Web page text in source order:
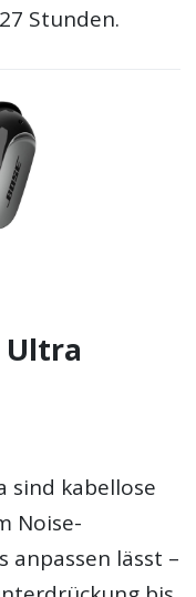
Stunden.
Ultra
sind kabellose
Noise-
anpassen lässt –